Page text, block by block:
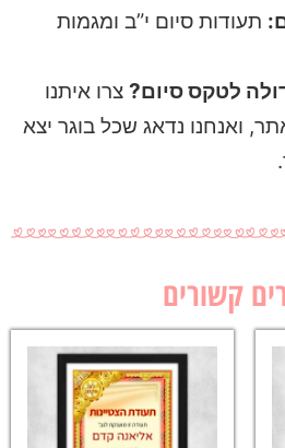
תעודות סיום י”ב ומגמות
לטקס סיום? צרו איתנו
ואנחנו נדאג שכל בוגר יצא
קשורים